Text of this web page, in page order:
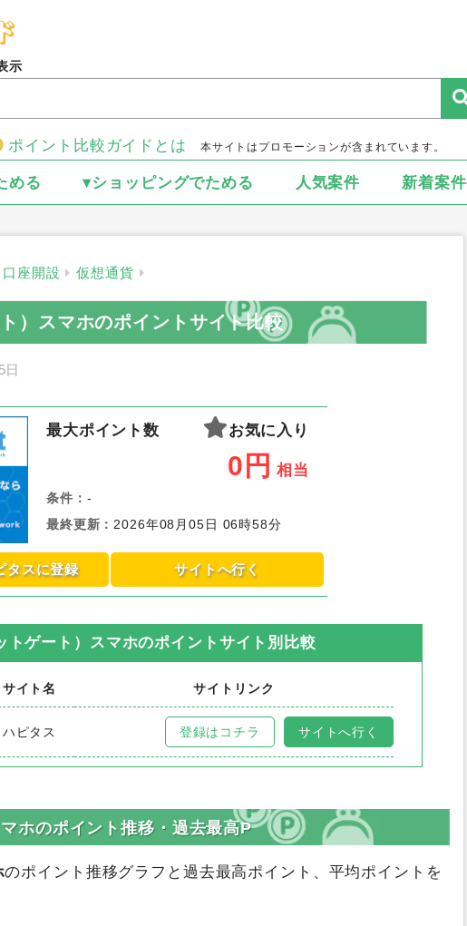
示
ポイント比較ガイドとは 本サイトはプロモーションが含まれています。
める ▾ショッピングでためる 人気案件 新着案件
座開設 仮想通貨
）スマホのポイントサイト比較
日
最大ポイント数 お気に入り
0 円 相当
条件： -
最終更新 ： 2026年08月05日 06時58分
タスに登録 サイトへ行く
トゲート）スマホ のポイントサイト別比較
サイト名 サイトリンク
ハピタス 登録はコチラ サイトへ行く
ホのポイント推移・過去最高P